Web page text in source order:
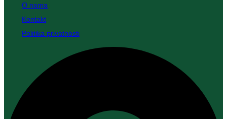
O nama
Kontakt
Politika privatnosti